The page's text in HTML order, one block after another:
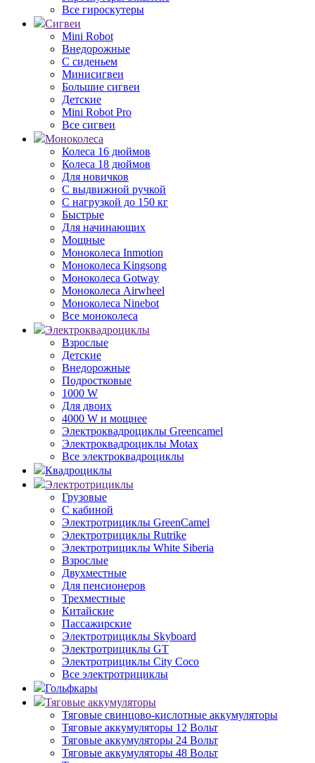
Все гироскутеры
Сигвеи
Mini Robot
Внедорожные
С сиденьем
Минисигвеи
Большие сигвеи
Детские
Mini Robot Pro
Все сигвеи
Моноколеса
Колеса 16 дюймов
Колеса 18 дюймов
Для новичков
С выдвижной ручкой
С нагрузкой до 150 кг
Быстрые
Для начинающих
Мощные
Моноколеса Inmotion
Моноколеса Kingsong
Моноколеса Gotway
Моноколеса Airwheel
Моноколеса Ninebot
Все моноколеса
Электроквадроциклы
Взрослые
Детские
Внедорожные
Подростковые
1000 W
Для двоих
4000 W и мощнее
Электроквадроциклы Greencamel
Электроквадроциклы Motax
Все электроквадроциклы
Квадроциклы
Электротрициклы
Грузовые
С кабиной
Электротрициклы GreenCamel
Электротрициклы Rutrike
Электротрициклы White Siberia
Взрослые
Двухместные
Для пенсионеров
Трехместные
Китайские
Пассажирские
Электротрициклы Skyboard
Электротрициклы GT
Электротрициклы City Coco
Все электротрициклы
Гольфкары
Тяговые аккумуляторы
Тяговые свинцово-кислотные аккумуляторы
Тяговые аккумуляторы 12 Вольт
Тяговые аккумуляторы 24 Вольт
Тяговые аккумуляторы 48 Вольт